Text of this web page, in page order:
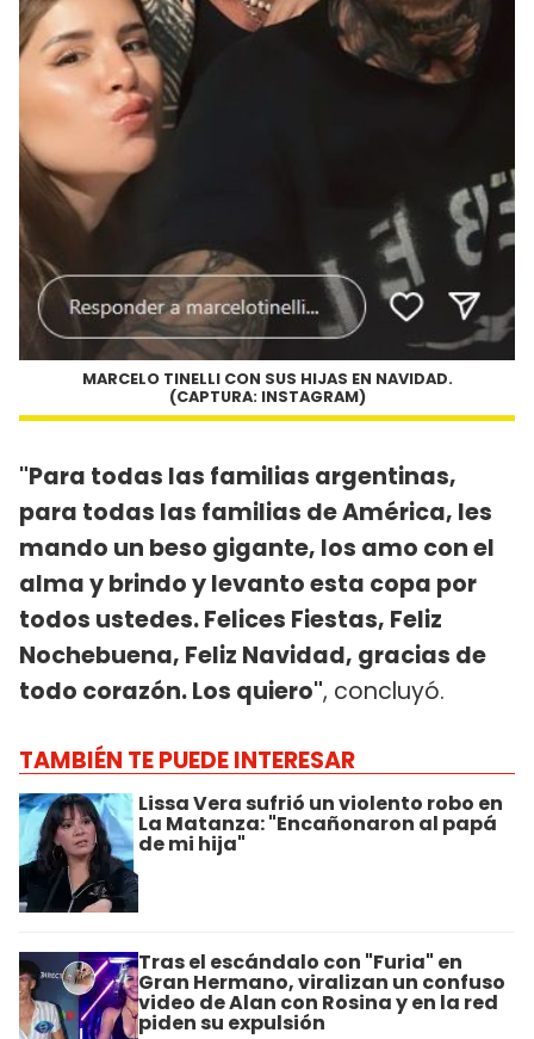
MARCELO TINELLI CON SUS HIJAS EN NAVIDAD.
(CAPTURA: INSTAGRAM)
"Para todas las familias argentinas,
para todas las familias de América, les
mando un beso gigante, los amo con el
alma y brindo y levanto esta copa por
todos ustedes. Felices Fiestas, Feliz
Nochebuena, Feliz Navidad, gracias de
todo corazón. Los quiero", concluyó.
TAMBIÉN TE PUEDE INTERESAR
Lissa Vera sufrió un violento robo en
La Matanza: "Encañonaron al papá
de mi hija"
Tras el escándalo con "Furia" en
Gran Hermano, viralizan un confuso
video de Alan con Rosina y en la red
piden su expulsión